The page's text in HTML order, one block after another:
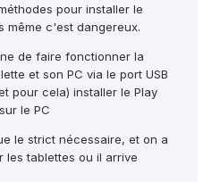
pour installer le
même c'est dangereux.
de faire fonctionner la
et son PC via le port USB
pour cela) installer le Play
le PC
le strict nécessaire, et on a
les tablettes ou il arrive